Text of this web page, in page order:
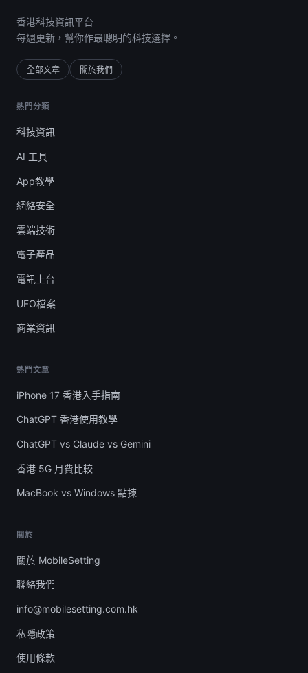
香港科技資訊平台
每週更新，幫你作最聰明的科技選擇。
全部文章 關於我們
熱門分類
科技資訊
AI 工具
App教學
網絡安全
雲端技術
電子產品
電訊上台
UFO檔案
商業資訊
熱門文章
iPhone 17 香港入手指南
ChatGPT 香港使用教學
ChatGPT vs Claude vs Gemini
香港 5G 月費比較
MacBook vs Windows 點揀
關於
關於 MobileSetting
聯絡我們
info@mobilesetting.com.hk
私隱政策
使用條款